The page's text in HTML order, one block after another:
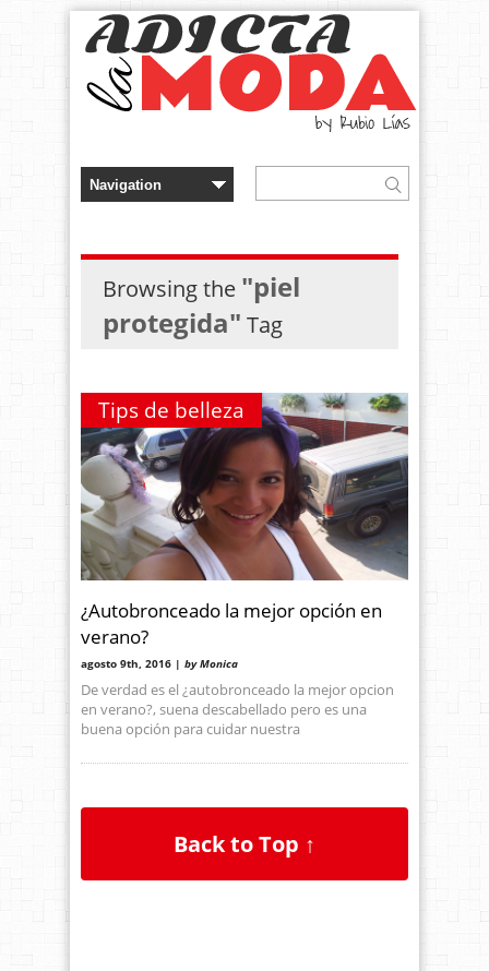
Browsing the "piel
protegida" Tag
Tips de belleza
¿Autobronceado la mejor opción en
verano?
agosto 9th, 2016 | by Monica
De verdad es el ¿autobronceado la mejor opcion
en verano?, suena descabellado pero es una
buena opción para cuidar nuestra
Back to Top ↑